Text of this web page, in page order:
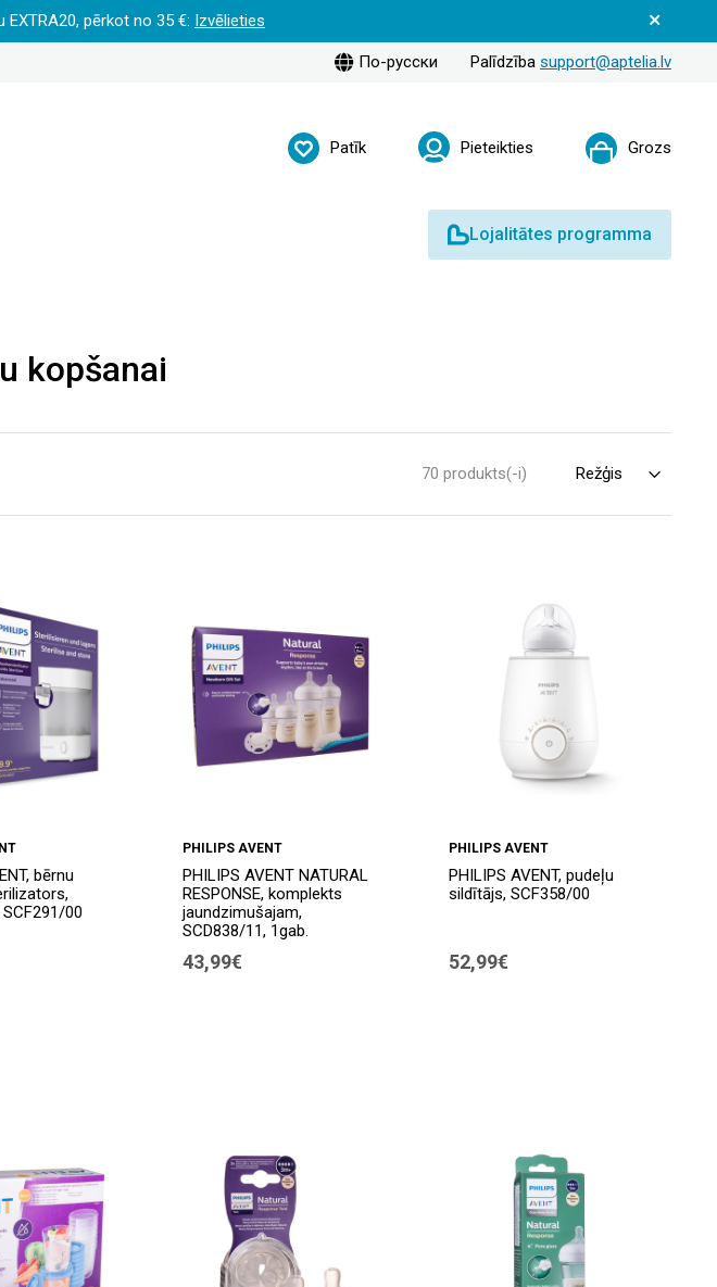
pērkot no 35 €: Izvēlieties
По-русски Palīdzība support@aptelia.lv
Patīk Pieteikties Grozs
Lojalitātes programma
kopšanai
70 produkts(-i)
bērnu
00
PHILIPS AVENT
PHILIPS AVENT NATURAL
RESPONSE, komplekts
jaundzimušajam,
SCD838/11, 1gab.
43,99€
PHILIPS AVENT
PHILIPS AVENT, pudeļu
sildītājs, SCF358/00
52,99€